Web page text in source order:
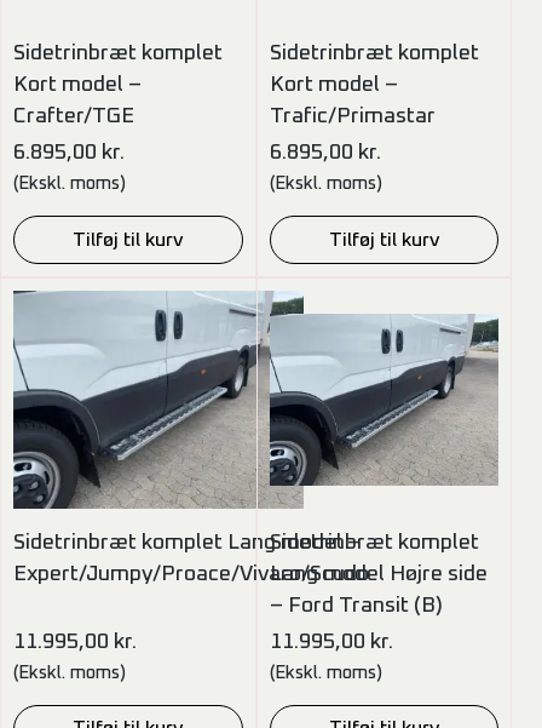
Sidetrinbræt komplet
Kort model –
Crafter/TGE
6.895,00 kr.
(Ekskl. moms)
Tilføj til kurv
Sidetrinbræt komplet
Kort model –
Trafic/Primastar
6.895,00 kr.
(Ekskl. moms)
Tilføj til kurv
Sidetrinbræt komplet Lang model –
Expert/Jumpy/Proace/Vivaro/Scudo
11.995,00 kr.
(Ekskl. moms)
Sidetrinbræt komplet
Lang model Højre side
– Ford Transit (B)
11.995,00 kr.
(Ekskl. moms)